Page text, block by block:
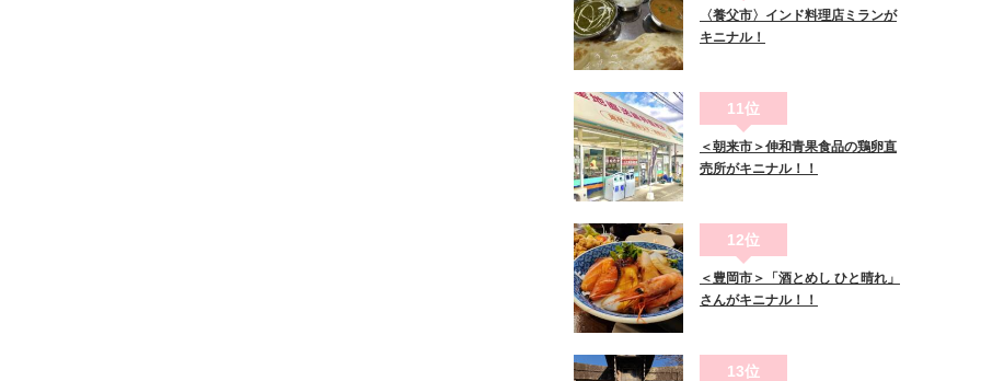
〈養父市〉インド料理店ミランが
キニナル！
11位
＜朝来市＞伸和青果食品の鶏卵直
売所がキニナル！！
12位
＜豊岡市＞「酒とめし ひと晴れ」
さんがキニナル！！
13位